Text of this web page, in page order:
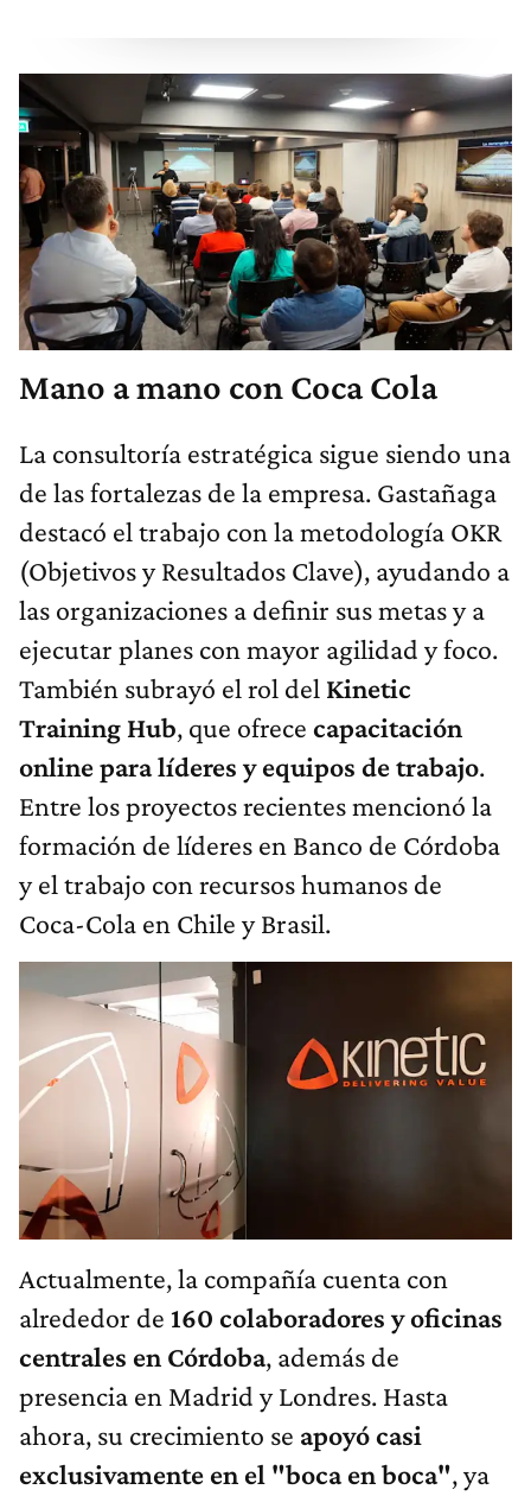
Mano a mano con Coca Cola
La consultoría estratégica sigue siendo una
de las fortalezas de la empresa. Gastañaga
destacó el trabajo con la metodología OKR
(Objetivos y Resultados Clave), ayudando a
las organizaciones a definir sus metas y a
ejecutar planes con mayor agilidad y foco.
También subrayó el rol del Kinetic
Training Hub, que ofrece capacitación
online para líderes y equipos de trabajo.
Entre los proyectos recientes mencionó la
formación de líderes en Banco de Córdoba
y el trabajo con recursos humanos de
Coca-Cola en Chile y Brasil.
Actualmente, la compañía cuenta con
alrededor de 160 colaboradores y oficinas
centrales en Córdoba, además de
presencia en Madrid y Londres. Hasta
ahora, su crecimiento se apoyó casi
exclusivamente en el "boca en boca", ya